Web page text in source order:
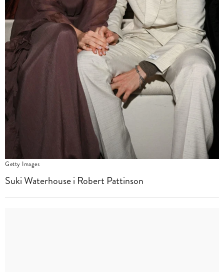
Getty Images
Suki Waterhouse i Robert Pattinson